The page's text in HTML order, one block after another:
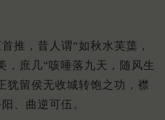
推，昔人谓“如秋水芙蕖，
，庶几“咳唾落九天，随风生
犹留侯无收城转饱之功，襟
、曲逆可伍。